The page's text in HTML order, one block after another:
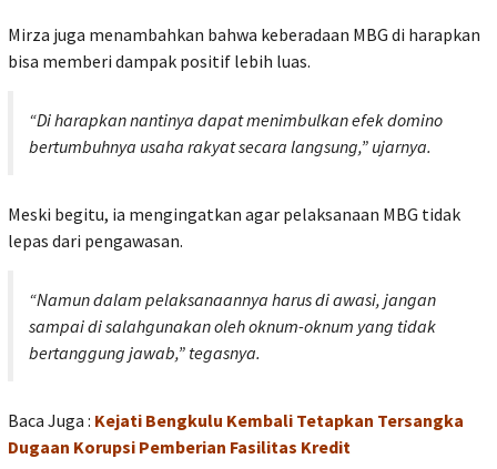
Mirza juga menambahkan bahwa keberadaan MBG di harapkan
bisa memberi dampak positif lebih luas.
“Di harapkan nantinya dapat menimbulkan efek domino
bertumbuhnya usaha rakyat secara langsung,” ujarnya.
Meski begitu, ia mengingatkan agar pelaksanaan MBG tidak
lepas dari pengawasan.
“Namun dalam pelaksanaannya harus di awasi, jangan
sampai di salahgunakan oleh oknum-oknum yang tidak
bertanggung jawab,” tegasnya.
Baca Juga : Kejati Bengkulu Kembali Tetapkan Tersangka
Dugaan Korupsi Pemberian Fasilitas Kredit